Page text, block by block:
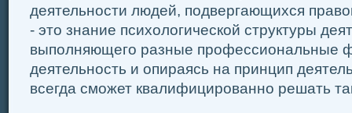
деятельности людей, подвергающихся
- это знание психологической структуры
выполняющего разные профессиональные
деятельность и опираясь на принцип
всегда сможет квалифицированно решать